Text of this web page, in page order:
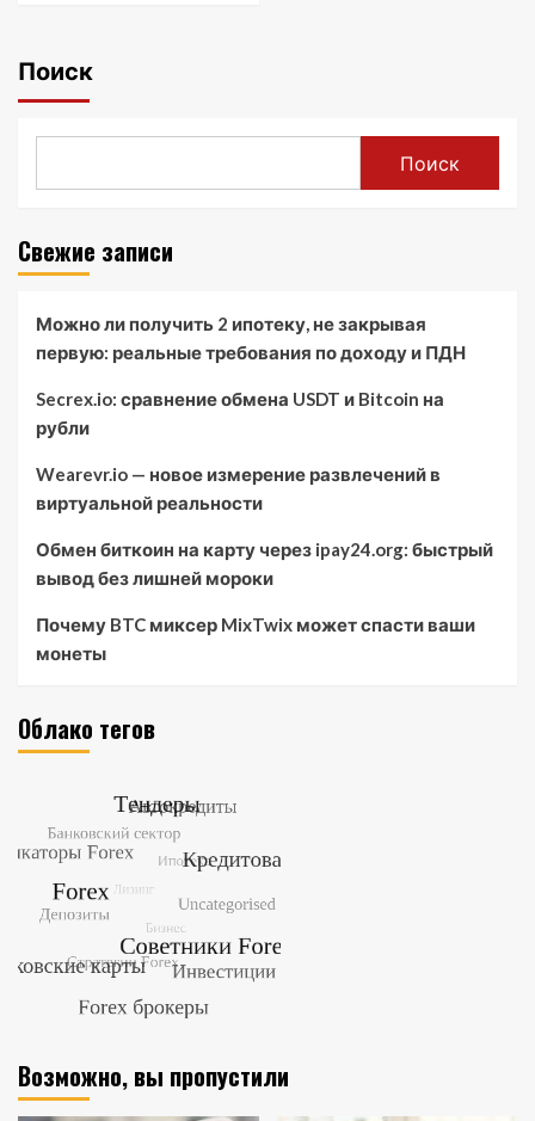
Поиск
Поиск
Свежие записи
Можно ли получить 2 ипотеку, не закрывая
первую: реальные требования по доходу и ПДН
Secrex.io: сравнение обмена USDT и Bitcoin на
рубли
Wearevr.io — новое измерение развлечений в
виртуальной реальности
Обмен биткоин на карту через ipay24.org: быстрый
вывод без лишней мороки
Почему BTC миксер MixTwix может спасти ваши
монеты
Облако тегов
Возможно, вы пропустили